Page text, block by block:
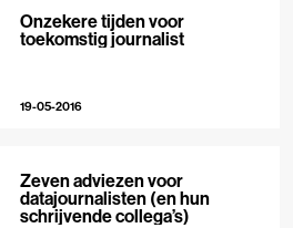
Onzekere tijden voor
toekomstig journalist
19-05-2016
Zeven adviezen voor
datajournalisten (en hun
schrijvende collega’s)